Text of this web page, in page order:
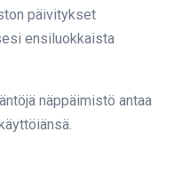
päivitykset
ensiluokkaista
näppäimistö antaa